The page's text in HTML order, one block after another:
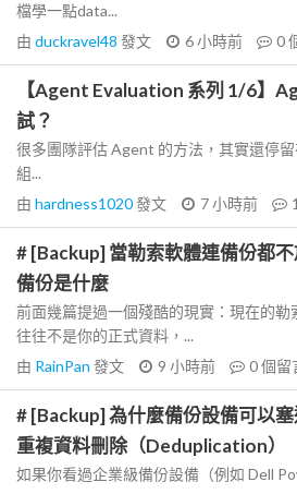
檔學一點data...
由 duckravel48 發文 6 小時前 0
【Agent Evaluation 系列 1/6】
試？
很多團隊評估 Agent 的方法，其實還停
組...
由 hardness1020發文 7 小時前 1
# [Backup] 當勒索軟體連備份都
備份是什麼
前面幾篇提過一個殘酷的現實：現在的
往往不是你的正式資料，...
由 RainPan 發文 9 小時前 0個留
# [Backup] 為什麼備份設備可以
重複資料刪除（Deduplication）
如果你看過企業級備份設備（例如 Dell